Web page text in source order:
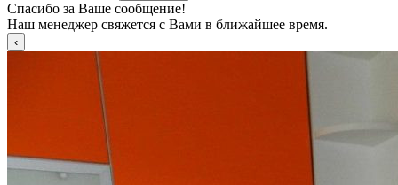
Спасибо за Ваше сообщение!
Наш менеджер свяжется с Вами в ближайшее время.